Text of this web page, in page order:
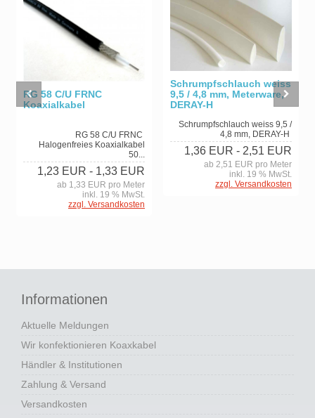
RG 58 C/U FRNC
Koaxialkabel
RG 58 C/U FRNC
Halogenfreies Koaxialkabel
50...
1,23 EUR - 1,33 EUR
ab 1,33 EUR pro Meter
inkl. 19 % MwSt.
zzgl. Versandkosten
Schrumpfschlauch weiss
9,5 / 4,8 mm, Meterware,
DERAY-H
Schrumpfschlauch weiss 9,5 /
4,8 mm, DERAY-H
1,36 EUR - 2,51 EUR
ab 2,51 EUR pro Meter
inkl. 19 % MwSt.
zzgl. Versandkosten
Informationen
Aktuelle Meldungen
Wir konfektionieren Koaxkabel
Händler & Institutionen
Zahlung & Versand
Versandkosten